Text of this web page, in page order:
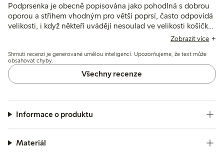
Podprsenka je obecně popisována jako pohodlná s dobrou
oporou a střihem vhodným pro větší poprsí, často odpovídá
velikosti, i když někteří uvádějí nesoulad ve velikosti košíčků
nebo obvodu. Několik uživatelek zmiňuje drobné problémy,
způsobené kosticí, ale celkově dobře vyvažuje pohodlí a
podporu.
Zobrazit více
Shrnutí recenzí je generované umělou inteligencí. Upozorňujeme, že text může
obsahovat chyby.
Všechny recenze
Informace o produktu
Materiál